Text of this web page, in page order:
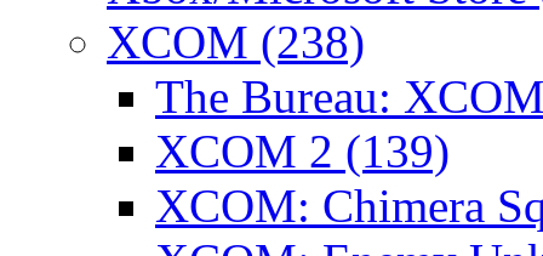
XCOM (238)
The Bureau:
XCOM 2 (139)
XCOM: Chimera